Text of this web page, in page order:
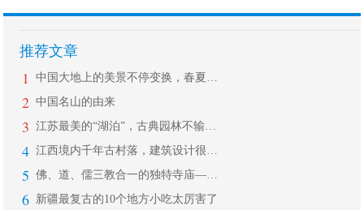
推荐文章
1 中国大地上的美景不停变换，春夏秋冬轮
2 中国名山的由来
3 江苏最美的“湖泊”，古典园林不输苏州
4 江西境内千年古村落，建筑设计很有特点
5 佛、道、儒三教合一的独特寺庙——悬空
6 新疆最复古的10个地方小吃太厉害了